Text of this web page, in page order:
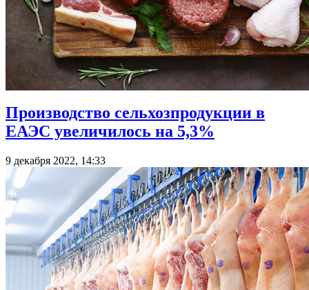
Производство сельхозпродукции в
ЕАЭС увеличилось на 5,3%
9 декабря 2022, 14:33